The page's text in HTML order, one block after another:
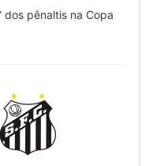
dos pênaltis na Copa